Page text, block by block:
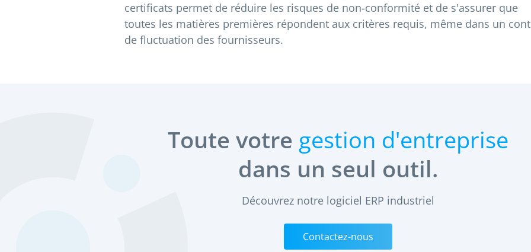
certificats permet de réduire les risques de non-conformité et de s'assurer que
toutes les matières premières répondent aux critères requis, même dans un
de fluctuation des fournisseurs.
Toute votre gestion d'entreprise
dans un seul outil.
Découvrez notre logiciel ERP industriel
Contactez-nous